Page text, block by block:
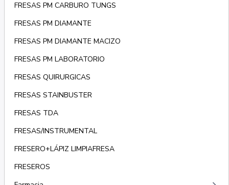
FRESAS PM CARBURO TUNGS
FRESAS PM DIAMANTE
FRESAS PM DIAMANTE MACIZO
FRESAS PM LABORATORIO
FRESAS QUIRURGICAS
FRESAS STAINBUSTER
FRESAS TDA
FRESAS/INSTRUMENTAL
FRESERO+LÁPIZ LIMPIAFRESA
FRESEROS